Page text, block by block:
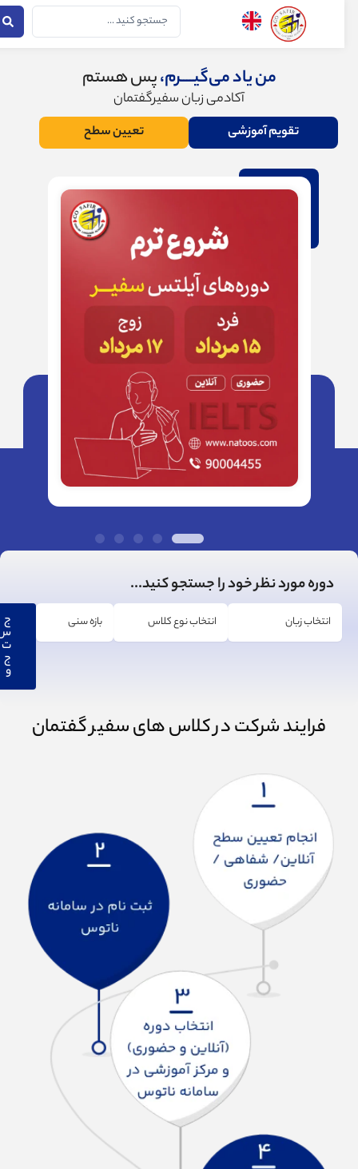
جستجو
من یاد می‌گیــــرم،پس هستم
آکادمی زبان سفیر‌گفتمان
تقویم آموزشی تعیین سطح
دوره مورد نظر خود را جستجو کنید...
س
فرایند شرکت در کلاس های سفیر گفتمان